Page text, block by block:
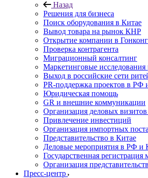
Назад
Решения для бизнеса
Поиск оборудования в Китае
Вывод товара на рынок КНР
Открытие компании в
Проверка контрагента
Миграционный консалтинг
Маркетинговые
Выход в российские сети
PR-поддержка проектов в
Юридическая помощь
GR и внешние коммуникации
Организация деловых
Привлечение инвестиций
Организация импортных
Представительство в Китае
Деловые мероприятия в РФ и
Государственная
Организация
Пресс-центр